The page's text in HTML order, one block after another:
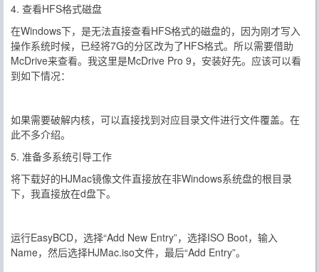
4. 查看HFS格式磁盘
在Windows下，是无法直接查看HFS格式的磁盘的，因为刚才写入
操作系统时候，已经将7G的分区改为了HFS格式。所以需要借助
McDrive来查看。我这里是McDrive Pro 9，安装好先。应该可以看
到如下情况：
如果需要破解内核，可以直接找到对应目录文件进行文件覆盖。在
此不多介绍。
5. 准备多系统引导工作
将下载好的HJMac镜像文件直接放在非Windows系统盘的根目录
下，我直接放在d盘下。
运行EasyBCD，选择“Add New Entry”，选择ISO Boot，输入
Name，然后选择HJMac.iso文件，最后“Add Entry”。